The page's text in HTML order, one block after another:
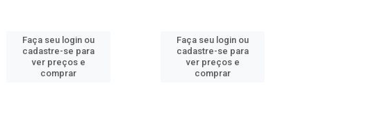
Faça seu login ou
cadastre-se para
ver preços e
comprar
Faça seu login ou
cadastre-se para
ver preços e
comprar